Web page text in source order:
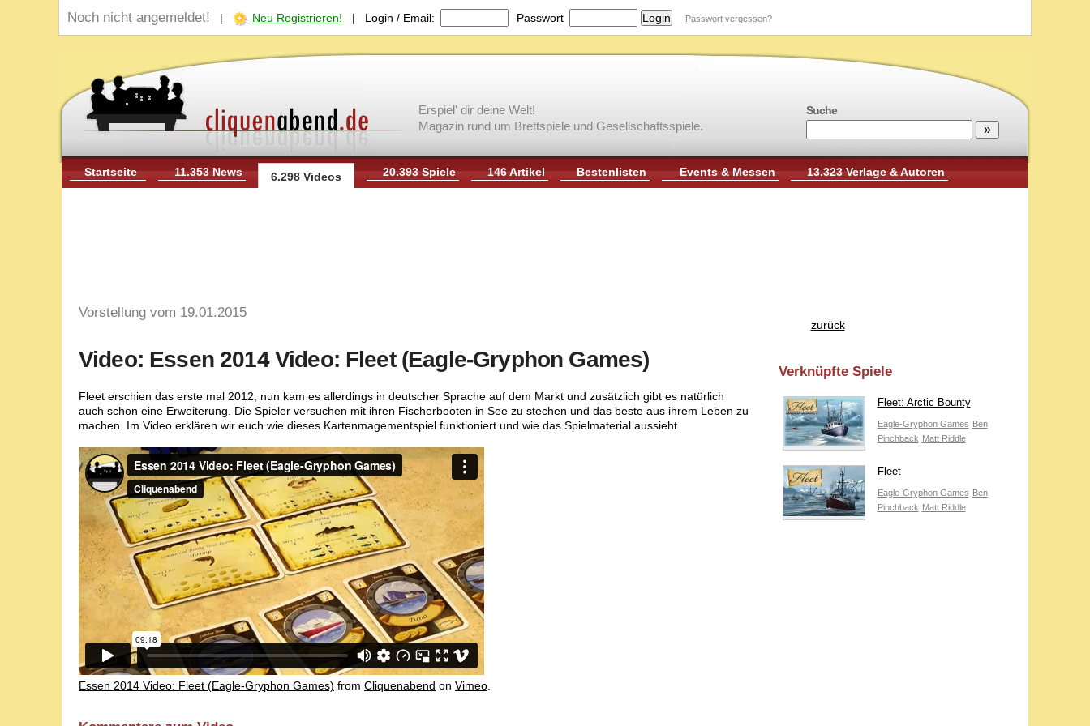
Noch nicht angemeldet! | Neu Registrieren! | Login / Email: Passwort Passwort vergessen?
Suche
Erspiel' dir deine Welt!
Magazin rund um Brettspiele und Gesellschaftsspiele.
Startseite 11.353 News 6.298 Videos 20.393 Spiele 146 Artikel Bestenlisten Events & Messen 13.323 Verlage & Autoren
zurück
Verknüpfte Spiele
Fleet: Arctic Bounty
Eagle-Gryphon Games Ben
Pinchback Matt Riddle
Fleet
Eagle-Gryphon Games Ben
Pinchback Matt Riddle
Vorstellung vom 19.01.2015
Video: Essen 2014 Video: Fleet (Eagle-Gryphon Games)
Fleet erschien das erste mal 2012, nun kam es allerdings in deutscher Sprache auf dem Markt und zusätzlich gibt es natürlich
auch schon eine Erweiterung. Die Spieler versuchen mit ihren Fischerbooten in See zu stechen und das beste aus ihrem Leben zu
machen. Im Video erklären wir euch wie dieses Kartenmagementspiel funktioniert und wie das Spielmaterial aussieht.
Essen 2014 Video: Fleet (Eagle-Gryphon Games) from Cliquenabend on Vimeo